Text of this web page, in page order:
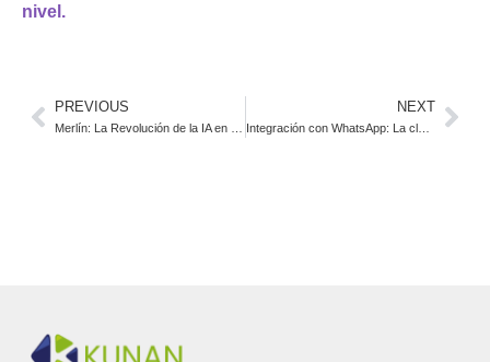
nivel.
PREVIOUS NEXT
Integración con WhatsApp: La clave de los asistentes conversacionales